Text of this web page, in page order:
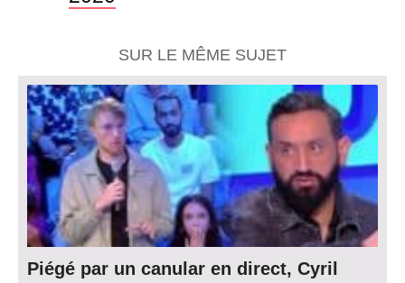
SUR LE MÊME SUJET
Piégé par un canular en direct, Cyril